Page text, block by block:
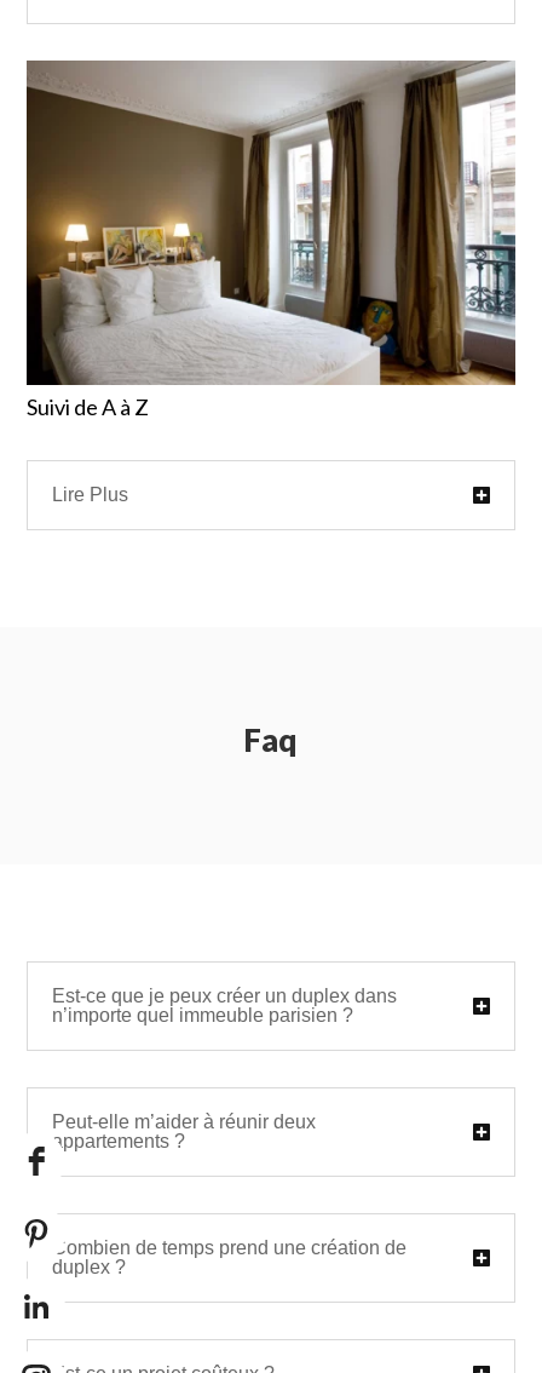
Suivi de A à Z
Lire Plus
Faq
Est-ce que je peux créer un duplex dans
n’importe quel immeuble parisien ?
Peut-elle m’aider à réunir deux
appartements ?
Combien de temps prend une création de
duplex ?